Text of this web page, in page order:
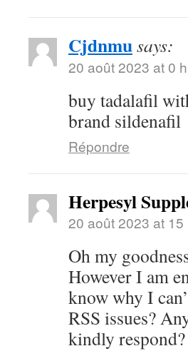
Cjdnmusays:
20 août 2023 at 0
buy tadalafil
brand sildenafil
Répondre
Herpesyl
20 août 2023 at 15
Oh my
However I am
know why I
RSS issues?
kindly